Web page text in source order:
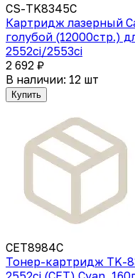
CS-TK8345C
Картридж лазерный
голубой (12000стр.)
2552ci/2553ci
2 692 ₽
В наличии: 12 шт
Купить
CET8984C
Тонер-картридж TK-